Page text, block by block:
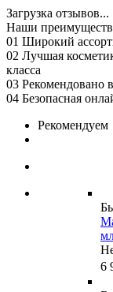
Загрузка отзывов...
Наши
01 Широкий
02 Лучшая
класса
03 Рекомендовано
04 Безопасная
Рекомендуем
6